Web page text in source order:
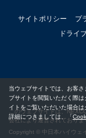
サイトポリシー プ
ドライ
このウェブサイトは、
会社により運営されておりま
Copyright © 中日本ハイウェ
当ウェブサイトでは、お客
ブサイトを閲覧いただく際
イトをご覧いただいた場合
詳細につきましては、「